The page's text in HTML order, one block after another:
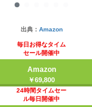
出典： Amazon
毎日お得なタイム
セール開催中
Amazon
￥69,800
24時間タイムセー
ル毎日開催中